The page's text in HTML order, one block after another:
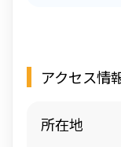
アクセス情
所在地